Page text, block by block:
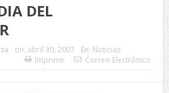
DEL
on: abril 30, 2007 En: Noticias
Imprimir
Correo Electrónico